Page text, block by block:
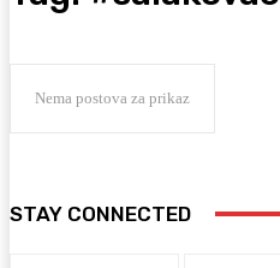
Nema postova za prikaz
STAY CONNECTED